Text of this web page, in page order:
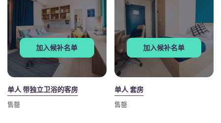
Chinese
Español
Català
Deutsch
选择一间公寓
登录
加入候补名单
单人 带独立卫浴的客房
售罄
加入候补名单
单人 套房
售罄